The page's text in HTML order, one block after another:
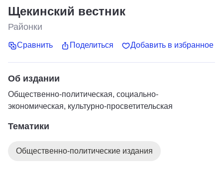
Щекинский вестник
Районки
Сравнить Поделиться Добавить в избранное
Об издании
Общественно-политическая, социально-
экономическая, культурно-просветительская
Тематики
Общественно-политические издания